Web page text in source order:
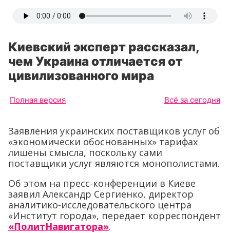
Киевский эксперт рассказал,
чем Украина отличается от
цивилизованного мира
Полная версия Всё за сегодня
Заявления украинских поставщиков услуг об
«экономически обоснованных» тарифах
лишены смысла, поскольку сами
поставщики услуг являются монополистами.
Об этом на пресс-конференции в Киеве
заявил Александр Сергиенко, директор
аналитико-исследовательского центра
«Институт города», передает корреспондент
«ПолитНавигатора».